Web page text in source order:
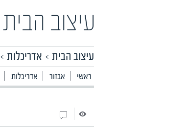
עיצוב הבית
עיצוב הבית אדריכלות
ראשי אבזור אדריכלות